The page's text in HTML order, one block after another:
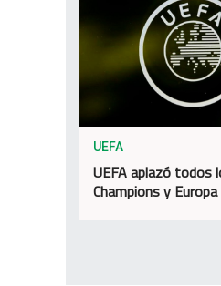
UEFA
UEFA aplazó todos
Champions y